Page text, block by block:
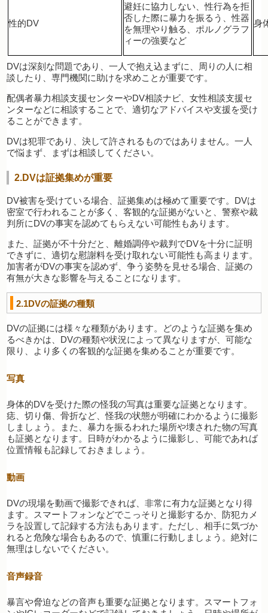
性的DV
避妊に協力しない、性行為を拒
否した際に暴力を振るう、性器
を無理やり触る、ポルノグラフ
ィーの強要など
身
DVは深刻な問題であり、一人で抱え込まずに、周りの人に相
談したり、専門機関に助けを求めことが重要です。
配偶者暴力相談支援センターやDV相談ナビ、女性相談支援セ
ンターなどに相談することで、適切なアドバイスや支援を受け
ることができます。
DVは犯罪であり、決して許されるものではありません。一人
で悩まず、まずは相談してください。
2.DVは証拠集めが重要
DV被害を受けている場合、証拠集めは極めて重要です。DVは
密室で行われることが多く、客観的な証拠がないと、警察や裁
判所にDVの事実を認めてもらえない可能性もあります。
また、証拠が不十分だと、離婚調停や裁判でDVを十分に証明
できずに、適切な慰謝料を受け取れない可能性も高まります。
加害者がDVの事実を認めず、争う姿勢を見せる場合、証拠の
有無が大きな影響を与えることになります。
2.1DVの証拠の種類
DVの証拠には様々な種類があります。どのような証拠を集め
るべきかは、DVの種類や状況によって異なりますが、可能な
限り、より多くの客観的な証拠を集めることが重要です。
写真
身体的DVを受けた際の怪我の写真は重要な証拠となります。
痣、切り傷、骨折など、怪我の状態が明確にわかるように撮影
しましょう。また、暴力を振るわれた場所や壊された物の写真
も証拠となります。日時がわかるように撮影し、可能であれば
位置情報も記録しておきましょう。
動画
DVの現場を動画で撮影できれば、非常に有力な証拠となり得
ます。スマートフォンなどでこっそりと撮影するか、防犯カメ
ラを設置して記録する方法もあります。ただし、相手に気づか
れると危険な場合もあるので、慎重に行動しましょう。絶対に
無理はしないでください。
音声録音
暴言や脅迫などの音声も重要な証拠となります。スマートフォ